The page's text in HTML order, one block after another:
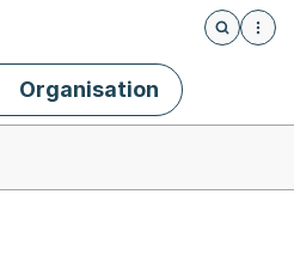
Öffnet
Organisation